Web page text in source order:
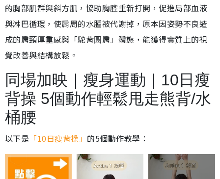
的胸部肌群與斜方肌，協助胸腔重新打開，促進局部血液
與淋巴循環，使肩周的水腫被代謝掉，原本因姿勢不良造
成的肩頸厚重感與「駝背圓肩」體態，能獲得實質上的視
覺改善與結構放鬆。
同場加映｜瘦身運動｜10日瘦
背操 5個動作輕鬆甩走熊背/水
桶腰
以下是 「10日瘦背操」 的5個動作教學：